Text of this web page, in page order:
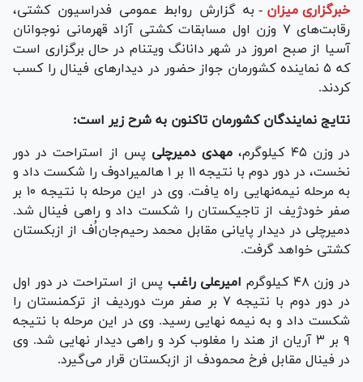
خبرگزاری میزان - به گزارش روابط عمومی فدراسیون کشتی،
رقابت‌های ۷ وزن اول مسابقات کشتی آزاد قهرمانی نوجوانان
آسیا از صبح امروز در شهر دانانگ ویتنام در حال برگزاری است
که ۵ نماینده کشورمان جواز حضور در دیدار‌های فینال را کسب
کردند.
نتایج نمایندگان کشورمان تاکنون به شرح زیر است:
در وزن ۴۵ کیلوگرم،
مهدی دمیرچلی پس از استراحت در دور
نخست، در دور دوم با نتیجه ۱۱ بر ۱ هالمیرادوف را شکست داد و
به مرحله نیمه‌نهایی راه یافت. وی در این مرحله با نتیجه ۱۰ بر
صفر خودژیف از تاجیکستان را شکست داد و راهی فینال شد.
دمیرچلی در دیدار پایانی مقابل محمد رحیم‌جان‌اُف از ازبکستان
کشتی خواهد گرفت.
در وزن ۴۸ کیلوگرم
امیرعلی راغب پس از استراحت در دور اول
در دور دوم با نتیجه ۷ بر صفر مرت دوردیف از ترکمنستان را
شکست داد و به نیمه نهایی رسید. وی در این مرحله با نتیجه
۹ بر ۳ آریان از هند را مغلوب کرد و راهی دیدار نهایی شد. وی
در فینال مقابل فرخ محمودف از ازبکستان قرار می‌گیرد.